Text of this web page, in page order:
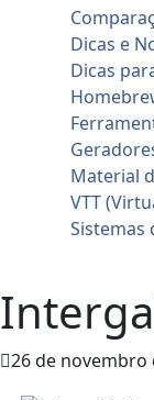
Dicas e
Dicas
Material
VTT
Sistemas
26 de novembro